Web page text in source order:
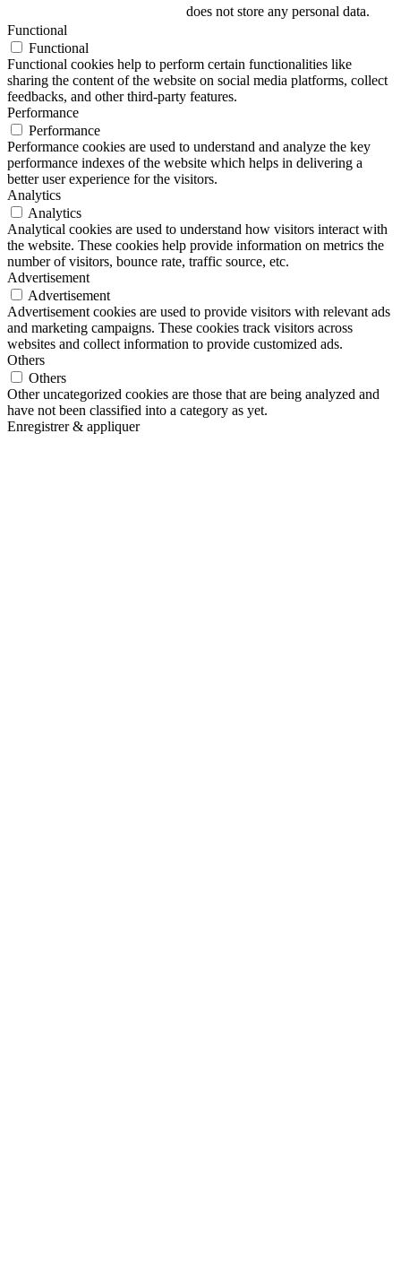
does not store any personal data.
Functional
Functional
Functional cookies help to perform certain functionalities like
sharing the content of the website on social media platforms, collect
feedbacks, and other third-party features.
Performance
Performance
Performance cookies are used to understand and analyze the key
performance indexes of the website which helps in delivering a
better user experience for the visitors.
Analytics
Analytics
Analytical cookies are used to understand how visitors interact with
the website. These cookies help provide information on metrics the
number of visitors, bounce rate, traffic source, etc.
Advertisement
Advertisement
Advertisement cookies are used to provide visitors with relevant ads
and marketing campaigns. These cookies track visitors across
websites and collect information to provide customized ads.
Others
Others
Other uncategorized cookies are those that are being analyzed and
have not been classified into a category as yet.
Enregistrer & appliquer